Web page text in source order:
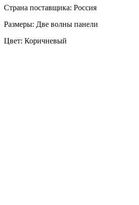
Страна поставщика: Россия
Размеры: Две волны панели
Цвет: Коричневый